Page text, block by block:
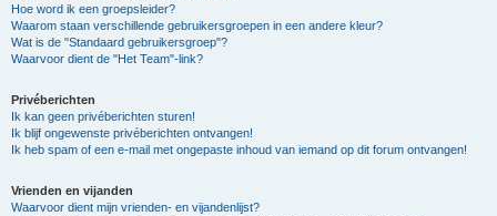
Hoe word ik een groepsleider?
Waarom staan verschillende gebruikersgroepen in een andere kleur?
Wat is de "Standaard gebruikersgroep"?
Waarvoor dient de "Het Team"-link?
Privéberichten
Ik kan geen privéberichten sturen!
Ik blijf ongewenste privéberichten ontvangen!
Ik heb spam of een e-mail met ongepaste inhoud van iemand op dit forum ontvangen!
Vrienden en vijanden
Waarvoor dient mijn vrienden- en vijandenlijst?